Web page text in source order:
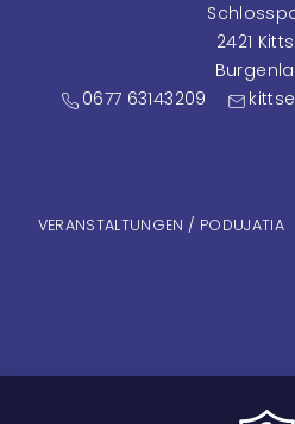
2421
0677 63143209
Fußzeilenmenü
VERANSTALTUNGEN / PODUJATIA